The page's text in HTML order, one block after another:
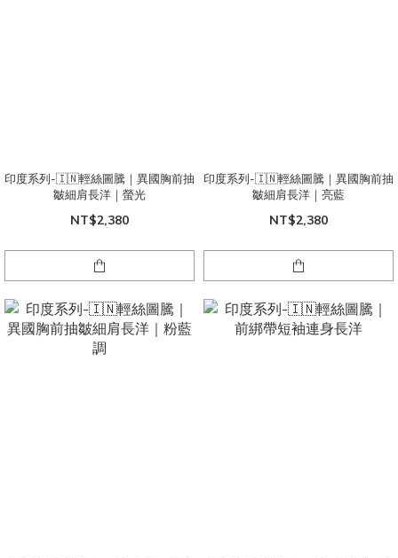
印度系列-🇮🇳輕絲圖騰｜異國胸前抽
皺細肩長洋｜螢光
NT$2,380
印度系列-🇮🇳輕絲圖騰｜異國胸前抽
皺細肩長洋｜亮藍
NT$2,380